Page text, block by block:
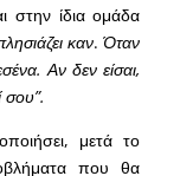
στην ίδια ομάδα
καν. Όταν
Αν δεν είσαι,
σου”.
μετά το
που θα